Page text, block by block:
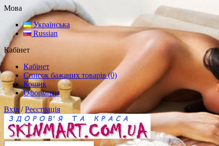
Мова
Українська
Russian
Кабінет
Кабінет
Список бажаних товарів (0)
Кошик
Оформити
Вхід /Реєстрація